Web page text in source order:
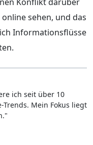
sehen, und das
Informationsflüsse
ich seit über 10
Trends. Mein Fokus liegt